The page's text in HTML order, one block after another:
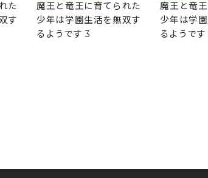
た
す
魔王と竜王に育てられた
少年は学園生活を無双す
るようです 3
魔王と竜
少年は学
るようです